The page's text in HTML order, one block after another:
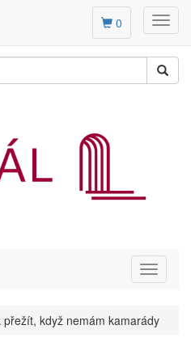
0
Toggle
přežít, když nemám kamarády